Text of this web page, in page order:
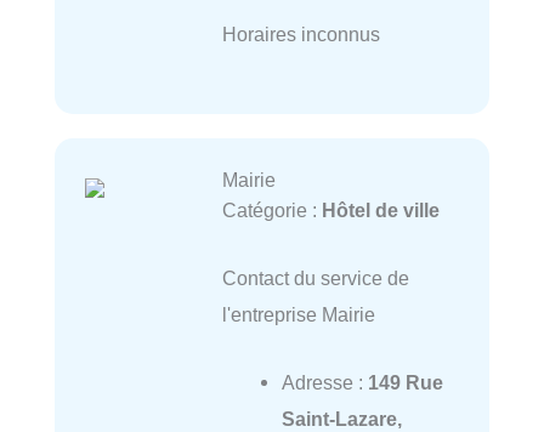
Horaires inconnus
Mairie
Catégorie : Hôtel de ville
Contact du service de
l'entreprise Mairie
Adresse : 149 Rue
Saint-Lazare,